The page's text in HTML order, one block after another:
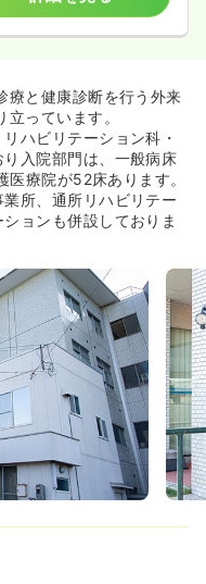
療と健康診断を行う外来
っています。
ハビリテーション科・
入院部門は、一般病床
療院が52床あります。
所、通所リハビリテー
ョンも併設しておりま